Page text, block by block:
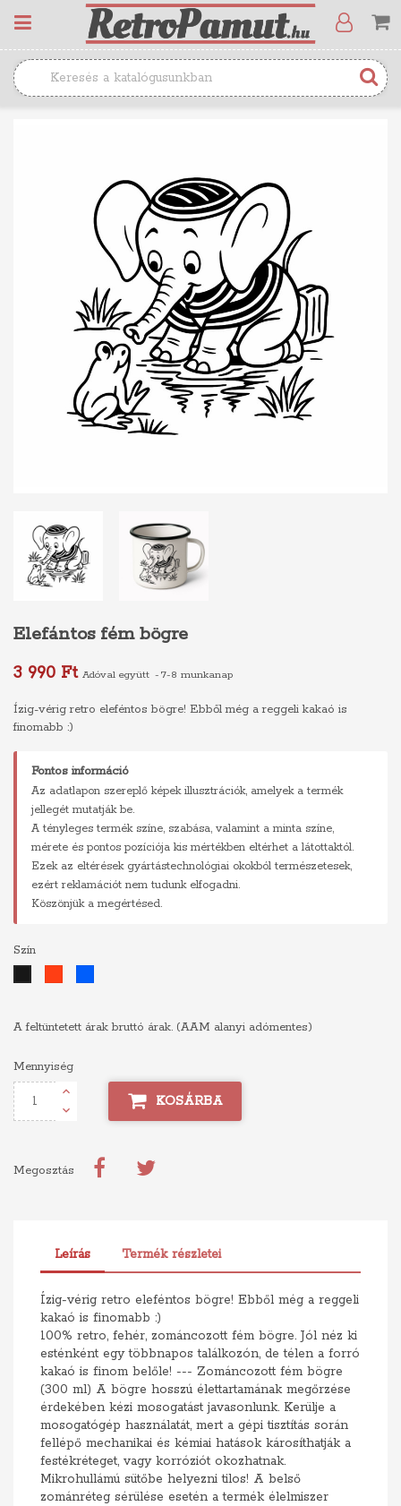
Elefántos fém bögre
3 990 Ft Adóval együtt 7-8 munkanap
Ízig-vérig retro eleféntos bögre! Ebből még a reggeli kakaó is
finomabb :)
Fontos információ
Az adatlapon szereplő képek illusztrációk, amelyek a termék
jellegét mutatják be.
A tényleges termék színe, szabása, valamint a minta színe,
mérete és pontos pozíciója kis mértékben eltérhet a látottaktól.
Ezek az eltérések gyártástechnológiai okokból természetesek,
ezért reklamációt nem tudunk elfogadni.
Köszönjük a megértésed.
Szín
A feltüntetett árak bruttó árak. (AAM alanyi adómentes)
Mennyiség
KOSÁRBA
Megosztás
Leírás Termék részletei
Ízig-vérig retro eleféntos bögre! Ebből még a reggeli
kakaó is finomabb :)
100% retro, fehér, zománcozott fém bögre. Jól néz ki
esténként egy többnapos találkozón, de télen a forró
kakaó is finom belőle! --- Zománcozott fém bögre
(300 ml) A bögre hosszú élettartamának megőrzése
érdekében kézi mosogatást javasonlunk. Kerülje a
mosogatógép használatát, mert a gépi tisztítás során
fellépő mechanikai és kémiai hatások károsíthatják a
festékréteget, vagy korróziót okozhatnak.
Mikrohullámú sütőbe helyezni tilos! A belső
zománréteg sérülése esetén a termék élelmiszer